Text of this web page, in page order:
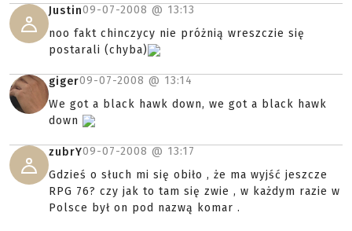
Justin09-07-2008 @ 13:13
noo fakt chinczycy nie próżnią wreszczie się
postarali (chyba)
giger09-07-2008 @ 13:14
We got a black hawk down, we got a black hawk
down
zubrY09-07-2008 @ 13:17
Gdzieś o słuch mi się obiło , że ma wyjść jeszcze
RPG 76? czy jak to tam się zwie , w każdym razie w
Polsce był on pod nazwą komar .